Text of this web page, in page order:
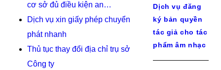
cơ sở đủ điều kiện an…
Dịch vụ xin giấy phép chuyển
phát nhanh
Thủ tục thay đổi địa chỉ trụ sở
Công ty
Dịch vụ đăng
ký bản quyền
tác giả cho tác
phẩm âm nhạc